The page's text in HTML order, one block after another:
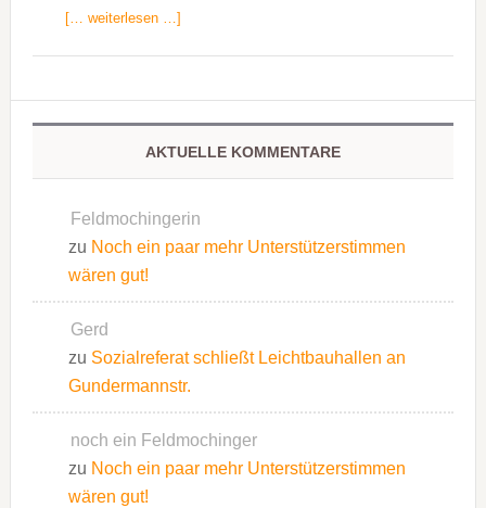
[… weiterlesen …]
AKTUELLE KOMMENTARE
Feldmochingerin
zu Noch ein paar mehr Unterstützerstimmen
wären gut!
Gerd
zu Sozialreferat schließt Leichtbauhallen an
Gundermannstr.
noch ein Feldmochinger
zu Noch ein paar mehr Unterstützerstimmen
wären gut!